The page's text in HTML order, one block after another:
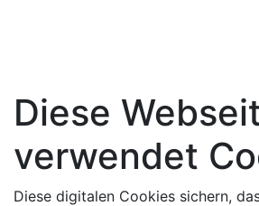
Diese
verwendet
Diese digitalen Cookies sichern,